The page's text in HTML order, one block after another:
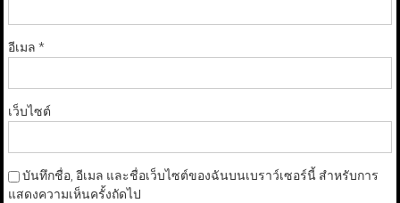
อีเมล *
เว็บไซต์
บันทึกชื่อ, อีเมล และชื่อเว็บไซต์ของฉันบนเบราว์เซอร์นี้ สำหรับการ
แสดงความเห็นครั้งถัดไป